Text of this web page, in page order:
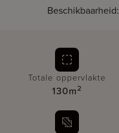
Beschikbaarheid:
Totale oppervlakte
130m2